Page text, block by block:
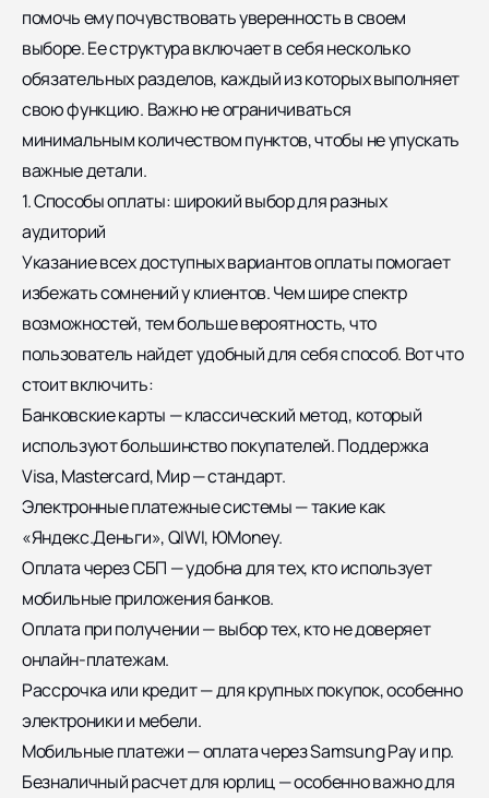
помочь ему почувствовать уверенность в своем
выборе. Ее структура включает в себя несколько
обязательных разделов, каждый из которых выполняет
свою функцию. Важно не ограничиваться
минимальным количеством пунктов, чтобы не упускать
важные детали.
1. Способы оплаты: широкий выбор для разных
аудиторий
Указание всех доступных вариантов оплаты помогает
избежать сомнений у клиентов. Чем шире спектр
возможностей, тем больше вероятность, что
пользователь найдет удобный для себя способ. Вот что
стоит включить:
Банковские карты — классический метод, который
используют большинство покупателей. Поддержка
Visa, Mastercard, Мир — стандарт.
Электронные платежные системы — такие как
«Яндекс.Деньги», QIWI, ЮMoney.
Оплата через СБП — удобна для тех, кто использует
мобильные приложения банков.
Оплата при получении — выбор тех, кто не доверяет
онлайн-платежам.
Рассрочка или кредит — для крупных покупок, особенно
электроники и мебели.
Мобильные платежи — оплата через Samsung Pay и пр.
Безналичный расчет для юрлиц — особенно важно для